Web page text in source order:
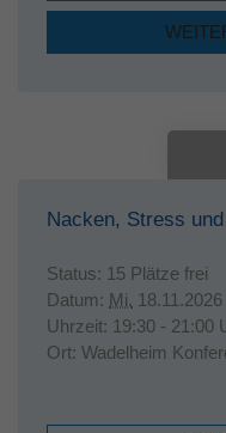
Nacken, Stress
Status: 15 Plätze frei
Datum: Mi. 18.11.2026
Uhrzeit: 19:30 - 21:00
Ort: Wadelheim